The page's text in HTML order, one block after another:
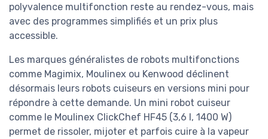
polyvalence multifonction reste au rendez-vous, mais
avec des programmes simplifiés et un prix plus
accessible.
Les marques généralistes de robots multifonctions
comme Magimix, Moulinex ou Kenwood déclinent
désormais leurs robots cuiseurs en versions mini pour
répondre à cette demande. Un mini robot cuiseur
comme le Moulinex ClickChef HF45 (3,6 l, 1400 W)
permet de rissoler, mijoter et parfois cuire à la vapeur